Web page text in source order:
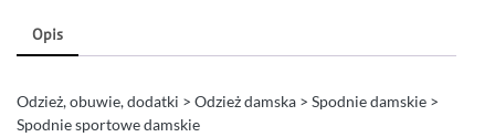
Opis
Odzież, obuwie, dodatki > Odzież damska > Spodnie damskie >
Spodnie sportowe damskie